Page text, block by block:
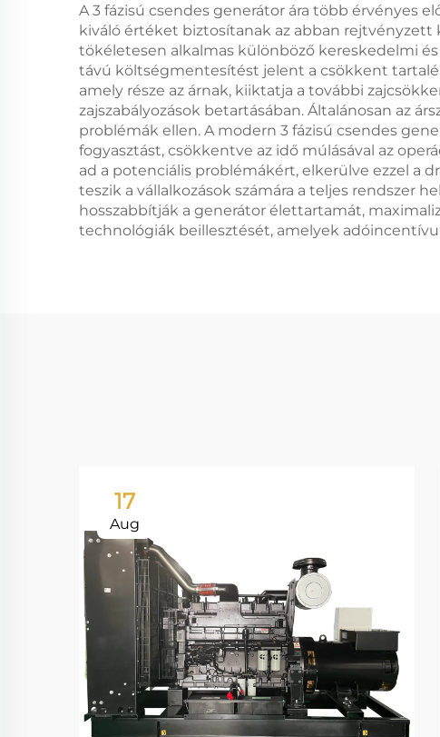
A 3 fázisú csendes generátor ára több érvényes
kiváló értéket biztosítanak az abban
tökéletesen alkalmas különböző kereskedelmi
távú költségmentesítést jelent a csökkent
amely része az árnak, kiiktatja a további
zajszabályozások betartásában. Általánosan az
problémák ellen. A modern 3 fázisú csendes
fogyasztást, csökkentve az idő múlásával az
ad a potenciális problémákért, elkerülve ezzel a
teszik a vállalkozások számára a teljes rendszer
hosszabbítják a generátor élettartamát,
technológiák beillesztését, amelyek
17
Aug